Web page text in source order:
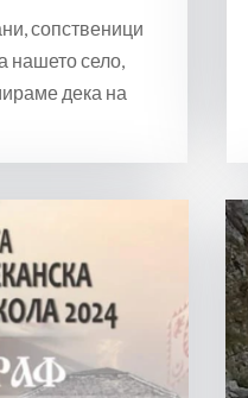
сопственици
нашето село,
дека на